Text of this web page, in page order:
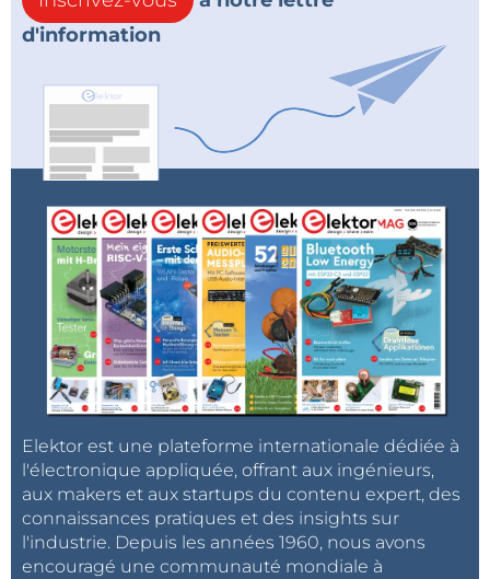
d'information
Elektor est une plateforme internationale dédiée à
l'électronique appliquée, offrant aux ingénieurs,
aux makers et aux startups du contenu expert, des
connaissances pratiques et des insights sur
l'industrie. Depuis les années 1960, nous avons
encouragé une communauté mondiale à